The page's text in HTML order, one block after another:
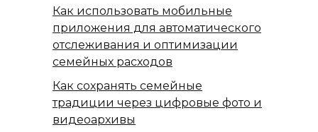
Как использовать мобильные
приложения для автоматического
отслеживания и оптимизации
семейных расходов
Как сохранять семейные
традиции через цифровые фото и
видеоархивы